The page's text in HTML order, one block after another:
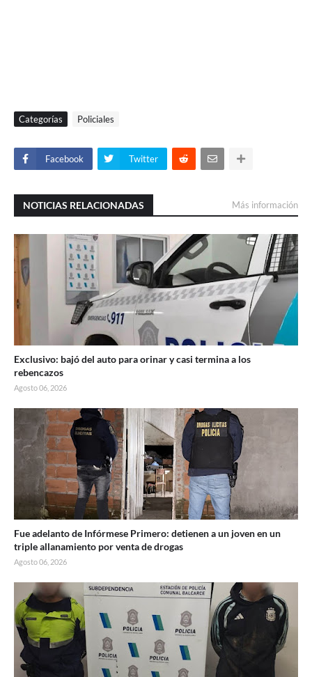
Categorías Policiales
Facebook Twitter
NOTICIAS RELACIONADAS Más información
Exclusivo: bajó del auto para orinar y casi termina a los
rebencazos
Agosto 06, 2026
Fue adelanto de Infórmese Primero: detienen a un joven en un
triple allanamiento por venta de drogas
Agosto 06, 2026